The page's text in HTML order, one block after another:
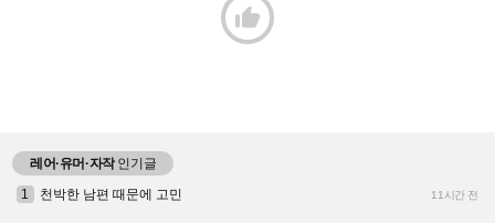

레어·유머·자작인기글
1
천박한 남편 때문에 고민 11시간 전